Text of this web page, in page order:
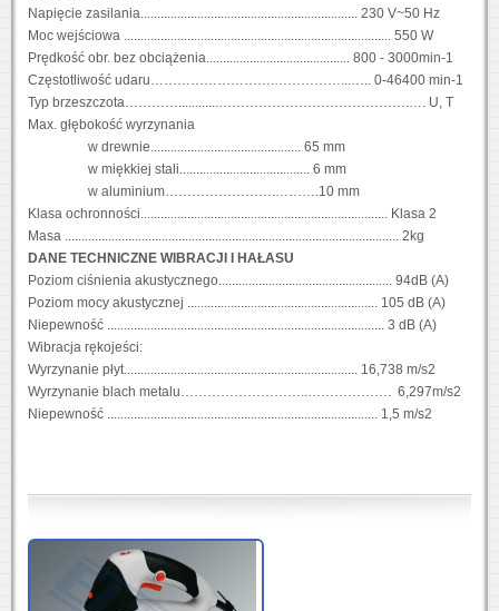
Napięcie zasilania................................................................. 230 V~50 Hz
Moc wejściowa ................................................................................ 550 W
Prędkość obr. bez obciążenia........................................... 800 - 3000min-1
Częstotliwość udaru……………………….……………...….. 0-46400 min-1
Typ brzeszczota…………............…………………………………….…. U, T
Max. głębokość wyrzynania
w drewnie............................................. 65 mm
w miękkiej stali....................................... 6 mm
w aluminium…………………….……….10 mm
Klasa ochronności.......................................................................... Klasa 2
Masa .................................................................................................... 2kg
DANE TECHNICZNE WIBRACJI I HAŁASU
Poziom ciśnienia akustycznego.................................................... 94dB (A)
Poziom mocy akustycznej ......................................................... 105 dB (A)
Niepewność ................................................................................... 3 dB (A)
Wibracja rękojeści:
Wyrzynanie płyt...................................................................... 16,738 m/s2
Wyrzynanie blach metalu………………………..………………. 6,297m/s2
Niepewność ................................................................................. 1,5 m/s2